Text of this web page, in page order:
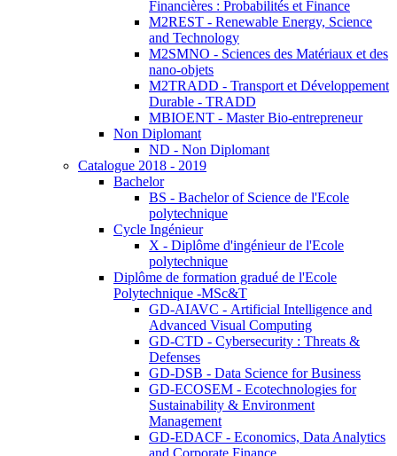
Financières : Probabilités et Finance
M2REST - Renewable Energy, Science
and Technology
M2SMNO - Sciences des Matériaux et des
nano-objets
M2TRADD - Transport et Développement
Durable - TRADD
MBIOENT - Master Bio-entrepreneur
Non Diplomant
ND - Non Diplomant
Catalogue 2018 - 2019
Bachelor
BS - Bachelor of Science de l'Ecole
polytechnique
Cycle Ingénieur
X - Diplôme d'ingénieur de l'Ecole
polytechnique
Diplôme de formation gradué de l'Ecole
Polytechnique -MSc&T
GD-AIAVC - Artificial Intelligence and
Advanced Visual Computing
GD-CTD - Cybersecurity : Threats &
Defenses
GD-DSB - Data Science for Business
GD-ECOSEM - Ecotechnologies for
Sustainability & Environment
Management
GD-EDACF - Economics, Data Analytics
and Corporate Finance